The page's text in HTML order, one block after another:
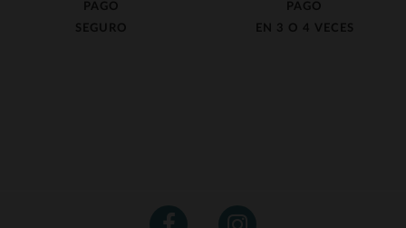
PAGO
SEGURO
PAGO
EN 3 O 4 VECES